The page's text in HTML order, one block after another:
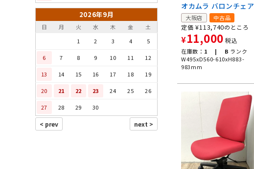
2026年9月
日 月 火 水 木 金
土
1
2 3 4 5
6 7 8 9 10 11 12
13 14 15 16 17 18 19
20 21 22 23 24 25 26
27 28 29 30
オカムラ バロンチェア
大阪店 中古品
定価 ¥113,740のところ
¥11,000 税込
在庫数： 1 | B ランク
W495xD560-610xH883-
983mm